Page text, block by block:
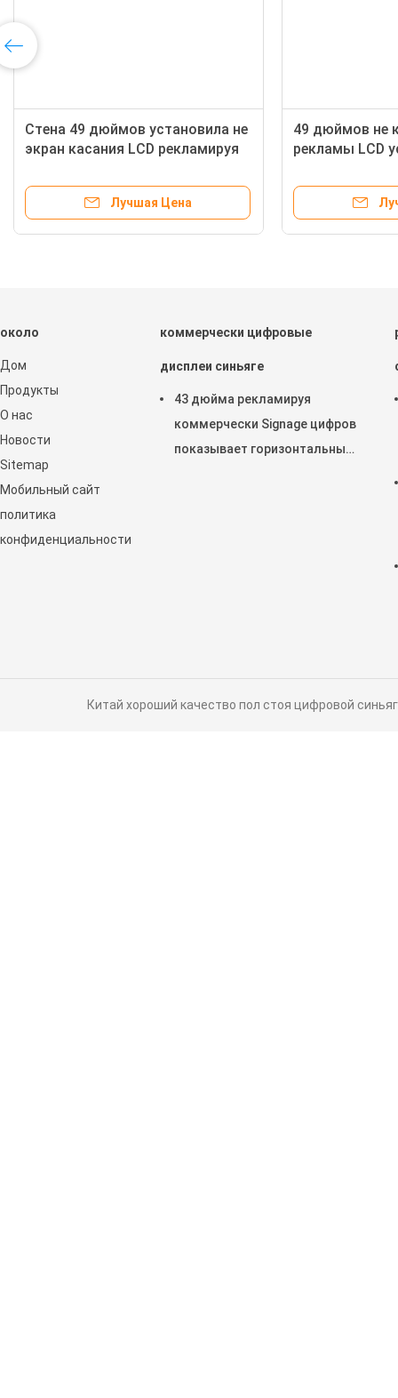
медленно двигает
размер
Лучшая Цена
Дисплей Signage 480P 720P
1080P цифров лобби
стеной
Лучшая Цена
около
Дом
Продукты
О нас
Новости
Sitemap
Мобильный сайт
политика
конфиденциальности
коммерчески цифровые
дисплеи синьяге
43 дюйма рекламируя
коммерчески Signage цифров
показывает горизонтальный
Китай хороший качество пол стоя цифровой